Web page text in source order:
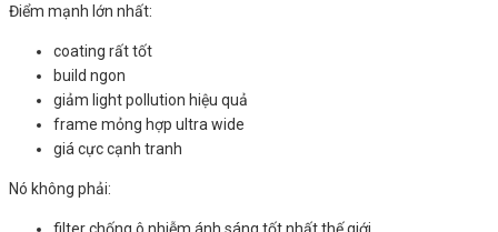
Điểm mạnh lớn nhất:
coating rất tốt
build ngon
giảm light pollution hiệu quả
frame mỏng hợp ultra wide
giá cực cạnh tranh
Nó không phải: